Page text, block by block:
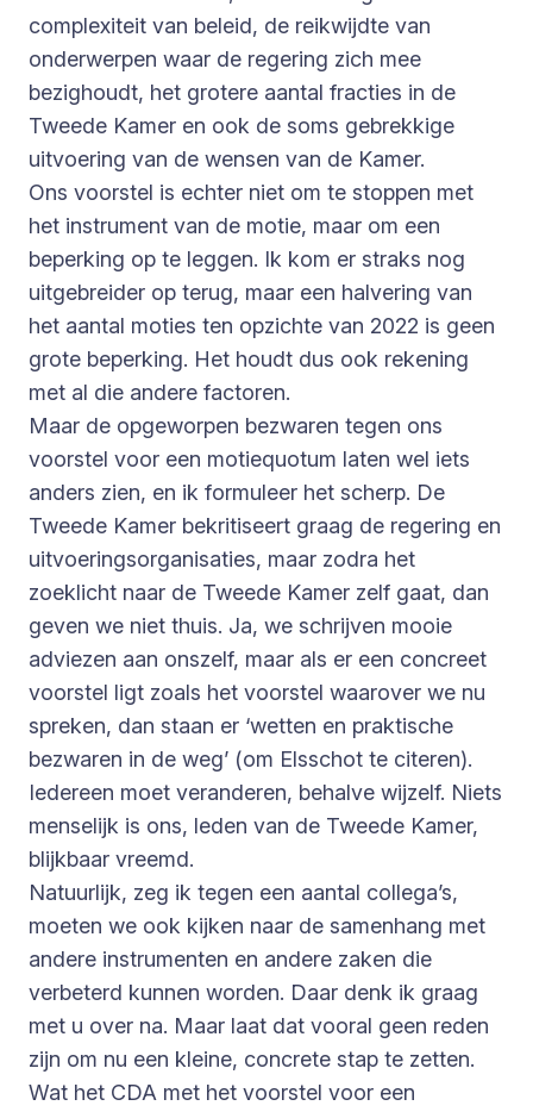
complexiteit van beleid, de reikwijdte van
onderwerpen waar de regering zich mee
bezighoudt, het grotere aantal fracties in de
Tweede Kamer en ook de soms gebrekkige
uitvoering van de wensen van de Kamer.
Ons voorstel is echter niet om te stoppen met
het instrument van de motie, maar om een
beperking op te leggen. Ik kom er straks nog
uitgebreider op terug, maar een halvering van
het aantal moties ten opzichte van 2022 is geen
grote beperking. Het houdt dus ook rekening
met al die andere factoren.
Maar de opgeworpen bezwaren tegen ons
voorstel voor een motiequotum laten wel iets
anders zien, en ik formuleer het scherp. De
Tweede Kamer bekritiseert graag de regering en
uitvoeringsorganisaties, maar zodra het
zoeklicht naar de Tweede Kamer zelf gaat, dan
geven we niet thuis. Ja, we schrijven mooie
adviezen aan onszelf, maar als er een concreet
voorstel ligt zoals het voorstel waarover we nu
spreken, dan staan er ‘wetten en praktische
bezwaren in de weg’ (om Elsschot te citeren).
Iedereen moet veranderen, behalve wijzelf. Niets
menselijk is ons, leden van de Tweede Kamer,
blijkbaar vreemd.
Natuurlijk, zeg ik tegen een aantal collega’s,
moeten we ook kijken naar de samenhang met
andere instrumenten en andere zaken die
verbeterd kunnen worden. Daar denk ik graag
met u over na. Maar laat dat vooral geen reden
zijn om nu een kleine, concrete stap te zetten.
Wat het CDA met het voorstel voor een